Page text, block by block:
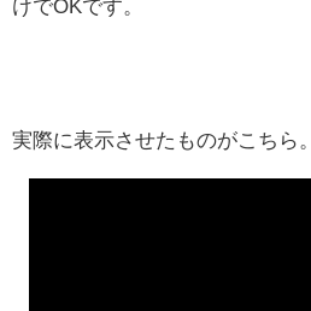
けでOKです。
実際に表示させたものがこちら。